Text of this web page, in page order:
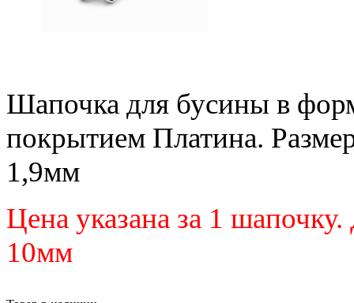
Шапочка для бусины в
покрытием Платина.
1,9мм
Цена указана за 1 шапочку.
10мм